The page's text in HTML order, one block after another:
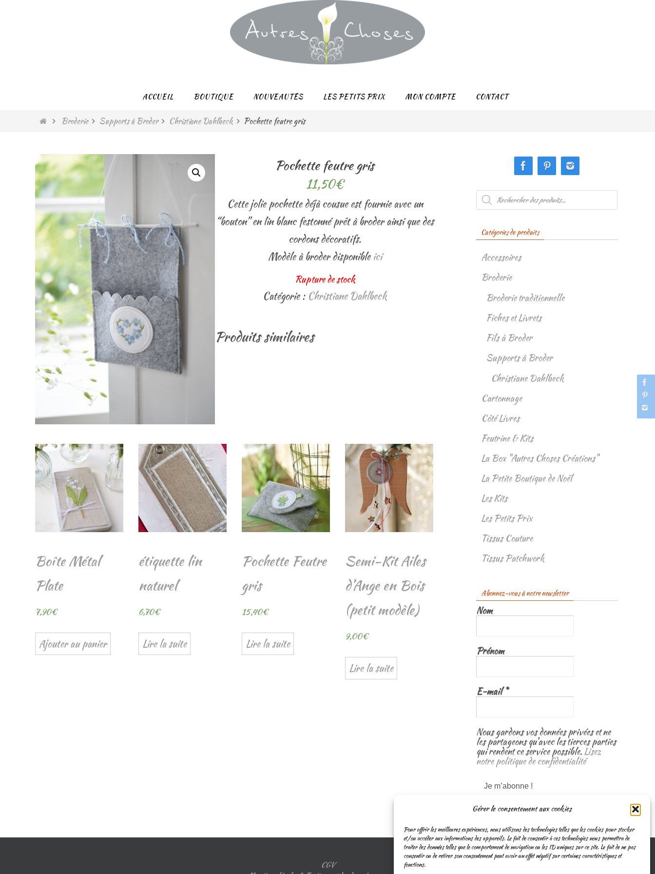
Gérer le consentement aux cookies
Pour offrir les meilleures expériences, nous utilisons des technologies telles que les cookies pour stocker
et/ou accéder aux informations des appareils. Le fait de consentir à ces technologies nous permettra de
traiter des données telles que le comportement de navigation ou les ID uniques sur ce site. Le fait de ne pas
consentir ou de retirer son consentement peut avoir un effet négatif sur certaines caractéristiques et
fonctions.
ACCUEIL BOUTIQUE NOUVEAUTÉS LES PETITS PRIX MON COMPTE CONTACT
HomeBroderie Supports à Broder Christiane Dahlbeck Pochette feutre gris
Pochette feutre gris
11,50€
Cette jolie pochette déjà cousue est fournie avec un
“bouton” en lin blanc festonné prêt à broder ainsi que des
cordons décoratifs.
Modèle à broder disponible ici
Rupture de stock
Catégorie : Christiane Dahlbeck
Produits similaires
Boîte Métal
Plate
7,90€
Ajouter au panier
étiquette lin
naturel
6,70€
Lire la suite
Pochette Feutre
gris
15,40€
Lire la suite
Semi-Kit Ailes
d’Ange en Bois
(petit modèle)
9,00€
Lire la suite
Recherche
de
produits
Catégories de produits
Accessoires
Broderie
Broderie traditionnelle
Fiches et Livrets
Fils à Broder
Supports à Broder
Christiane Dahlbeck
Cartonnage
Côté Livres
Feutrine & Kits
La Box "Autres Choses Créations"
La Petite Boutique de Noël
Les Kits
Les Petits Prix
Tissus Couture
Tissus Patchwork
Abonnez-vous à notre newsletter
Nom
Prénom
E-mail*
Nous gardons vos données privées et ne
les partageons qu’avec les tierces parties
qui rendent ce service possible.Lisez
notre politique de confidentialité
CGV